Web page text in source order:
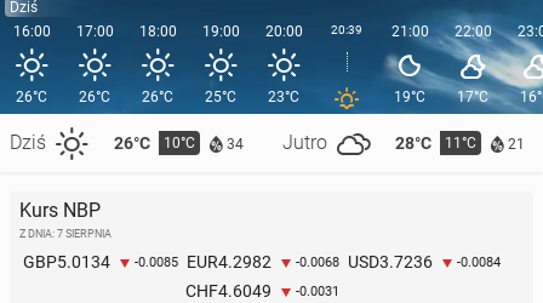
Dziś
16:00
26°C
Dziś 26°C 10°C 34 Jutro 28°C 11°C 21
17:00
26°C
18:00
26°C
19:00
25°C
20:00
23°C
20:39 21:00
19°C
22:00
17°C
Kurs NBP
Z DNIA: 7 SIERPNIA
GBP5.0134 -0.0085 EUR4.2982 -0.0068 USD3.7236 -0.0084
CHF4.6049 -0.0031